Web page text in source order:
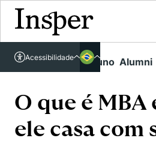
Links rápidos Aluno Alumni
Acessibilidade
Acessível em libras
Vestibular
Graduação
Quem Somos
O Insper
Comunidade Transforme
O que é MBA
ele casa com